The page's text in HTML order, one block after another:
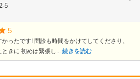
5
5
ったです! 問診も時間をかけてしてくださり、
きに 初めは緊張し... 続きを読む